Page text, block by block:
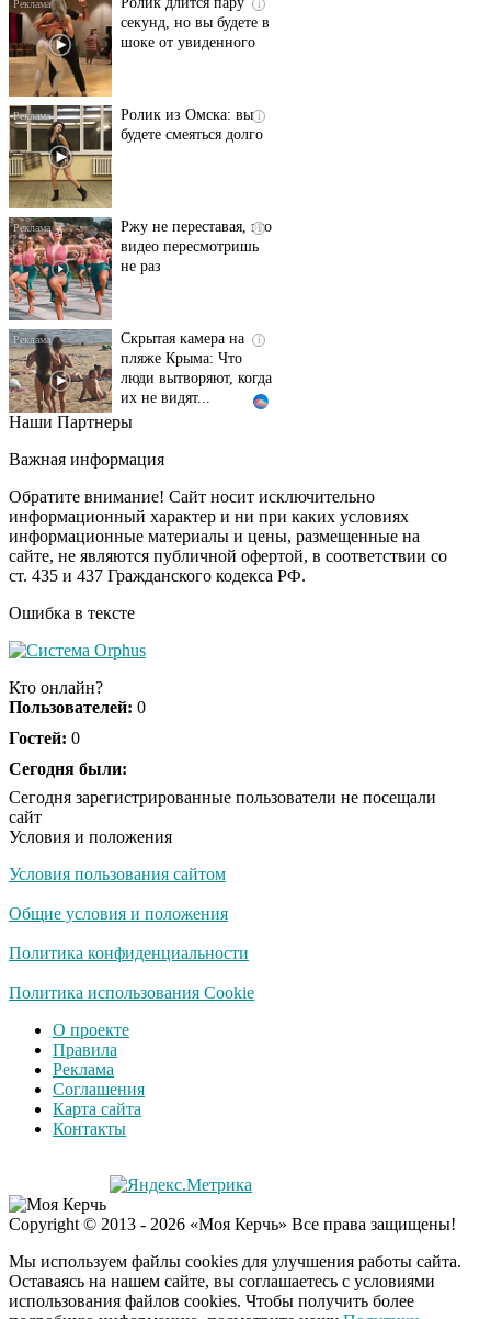
шоке от увиденного
будете смеяться долго
видео пересмотришь
не раз
пляже Крыма: Что
люди вытворяют, когда
их не видят...
Ролик длится
смеяться вы будете
i
Королева вагона
отожгла! Видео не
оставит равнодушным
Экс-бойфренд дочери
Забывший о
Плющенко отправляет
Азербайджан
Наши Партнеры
Важная информация
Обратите внимание! Сайт носит исключительно
информационный характер и ни при каких условиях
информационные материалы и цены, размещенные на
сайте, не являются публичной офертой, в соответствии со
ст. 435 и 437 Гражданского кодекса РФ.
Ошибка в тексте
Кто онлайн?
Пользователей: 0
Гостей: 0
Сегодня были:
Сегодня зарегистрированные пользователи не посещали
сайт
Условия и положения
Условия пользования сайтом
Общие условия и положения
Политика конфиденциальности
Политика использования Cookie
О проекте
Правила
Реклама
Соглашения
Карта сайта
Контакты
Copyright © 2013 - 2026 «Моя Керчь» Все права защищены!
Мы используем файлы cookies для улучшения работы сайта.
Оставаясь на нашем сайте, вы соглашаетесь с условиями
использования файлов cookies. Чтобы получить более